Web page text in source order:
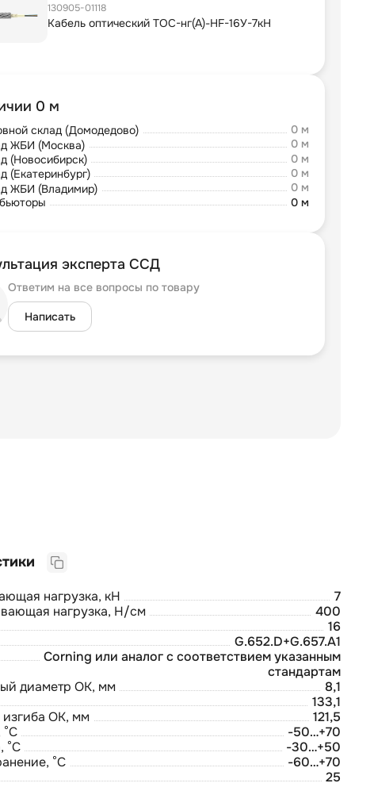
130905-01118
Кабель оптический ТОС-нг(А)-HF-16У-7кН
0 м
склад (Домодедово)
0 м
ЖБИ (Москва)
0 м
(Новосибирск)
0 м
(Екатеринбург)
0 м
ЖБИ (Владимир)
0 м
0 м
эксперта ССД
Ответим на все вопросы по товару
Написать
нагрузка, кН
7
нагрузка, Н/см
400
16
G.652.D+G.657.A1
Corning или аналог с соответствием указанным
стандартам
диаметр ОК, мм
8,1
133,1
ОК, мм
121,5
°С
-50…+70
°С
-30…+50
°С
-60…+70
25